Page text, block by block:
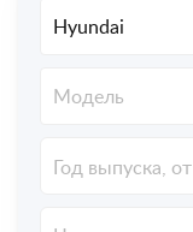
Hyundai
Модель
Год выпуска, от